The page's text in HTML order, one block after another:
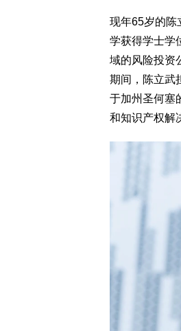
现年65岁的陈
学获得学士学
域的风险投资
期间，陈立武
于加州圣何塞
和知识产权解